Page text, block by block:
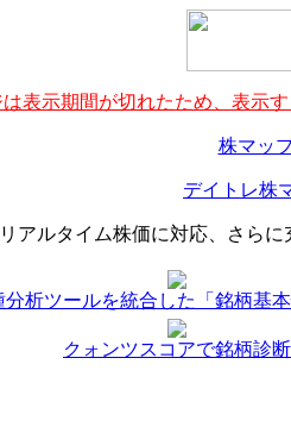
表示期間が切れたため、表示
株マッ
デイトレ株
リアルタイム株価に対応、さら
分析ツールを統合した「銘柄基
クォンツスコアで銘柄診断